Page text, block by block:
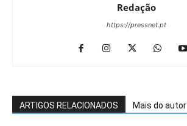
Redação
https://pressnet.pt
ARTIGOS RELACIONADOS Mais do autor